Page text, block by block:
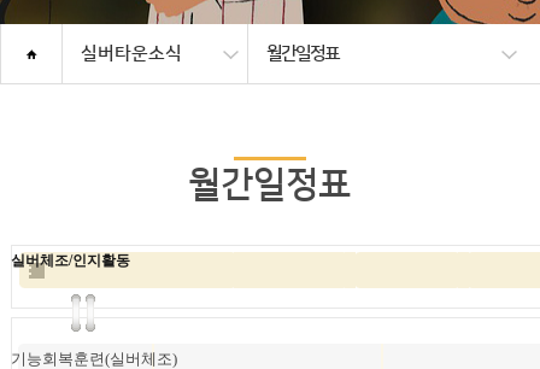
실버타운소식 월간일정표
월간일정표
실버체조/인지활동
기능회복훈련(실버체조)